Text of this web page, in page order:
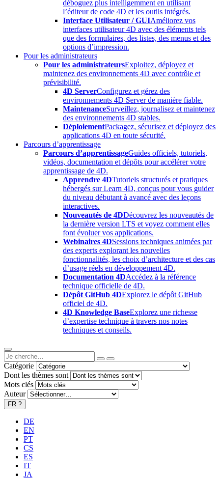
déboguez plus intelligemment en utilisant
l’éditeur de code 4D et les outils intégrés.
Interface Utilisateur / GUIAméliorez vos
interfaces utilisateur 4D avec des éléments tels
que des formulaires, des listes, des menus et des
options d’impression.
Pour les administrateurs
Pour les administrateursExploitez, déployez et
maintenez des environnements 4D avec contrôle et
prévisibilité.
4D ServerConfigurez et gérez des
environnements 4D Server de manière fiable.
MaintenanceSurveillez, journalisez et maintenez
des environnements 4D stables.
DéploiementPackagez, sécurisez et déployez des
applications 4D en toute sécurité.
Parcours d’apprentissage
Parcours d’apprentissageGuides officiels, tutoriels,
vidéos, documentation et dépôts pour accélérer votre
apprentissage de 4D.
Apprendre 4DTutoriels structurés et pratiques
hébergés sur Learn 4D, conçus pour vous guider
du niveau débutant à avancé avec des leçons
interactives.
Nouveautés de 4DDécouvrez les nouveautés de
la dernière version LTS et voyez comment elles
font évoluer vos applications.
Webinaires 4DSessions techniques animées par
des experts explorant les nouvelles
fonctionnalités, les choix d’architecture et des cas
d’usage réels en développement 4D.
Documentation 4DAccédez à la référence
technique officielle de 4D.
Dépôt GitHub 4DExplorez le dépôt GitHub
officiel de 4D.
4D Knowledge BaseExplorez une richesse
d’expertise technique à travers nos notes
techniques et conseils.
Catégorie
Dont les thèmes sont
Mots clés
Auteur
FR ?
DE
EN
PT
CS
ES
IT
JA